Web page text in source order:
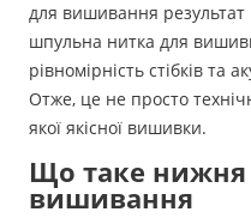
для вишивання
шпульна нитка для
рівномірність стібків та
Отже, це не просто
якої якісної вишивки.
Що таке нижня
вишивання